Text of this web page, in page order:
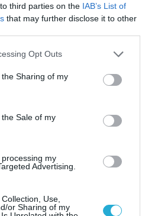
third parties on the IAB’s List of
that may further disclose it to other
app uses one or more Google
usage behaviour. You may click to
Google and its third-party tags to
purposes in below Google
Opt Outs
Sharing of my
Sale of my
my
Advertising.
Use,
or Sharing of my